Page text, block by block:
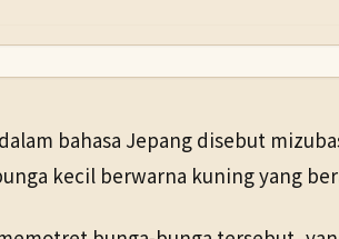
bahasa Jepang disebut
kecil berwarna kuning yang